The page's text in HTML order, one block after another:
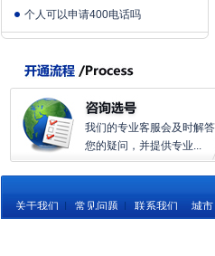
个人可以申请400电话吗
我们的专业客服会及时解答
您的疑问，并提供专业...
关于我们 常见问题 联系我们 城市